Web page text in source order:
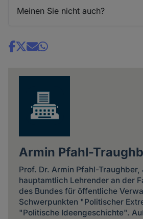
Meinen Sie nicht auch?
Share
Armin Pfahl-
Prof. Dr. Armin Pfahl-Traughber,
hauptamtlich Lehrender an der
des Bundes für öffentliche
Schwerpunkten "Politischer
"Politische Ideengeschichte".